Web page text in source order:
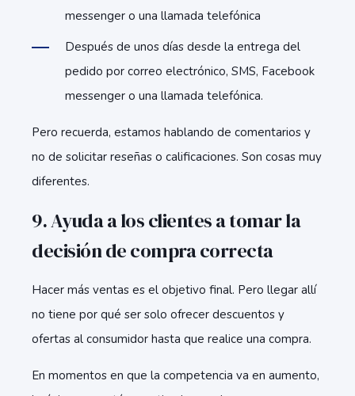
messenger o una llamada telefónica
Después de unos días desde la entrega del
pedido por correo electrónico, SMS, Facebook
messenger o una llamada telefónica.
Pero recuerda, estamos hablando de comentarios y
no de solicitar reseñas o calificaciones. Son cosas muy
diferentes.
9. Ayuda a los clientes a tomar la
decisión de compra correcta
Hacer más ventas es el objetivo final. Pero llegar allí
no tiene por qué ser solo ofrecer descuentos y
ofertas al consumidor hasta que realice una compra.
En momentos en que la competencia va en aumento,